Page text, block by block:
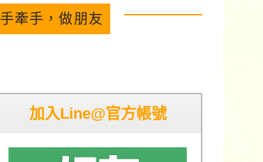
手牽手，做朋友
加入Line@官方帳號